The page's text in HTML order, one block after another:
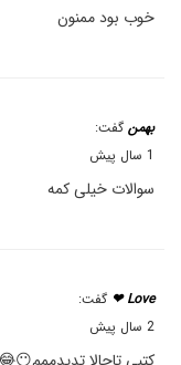
خوب بود ممنون
بهمن گفت:
1 سال پیش
سوالات خیلی کمه
Love ❤
گفت:
2 سال پیش